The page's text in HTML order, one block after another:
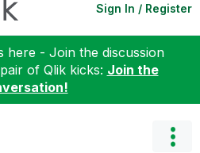
Sign In / Register
here - Join the discussion
of Qlik kicks: Join the